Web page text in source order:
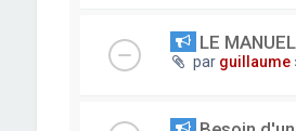
LE
par guillaume